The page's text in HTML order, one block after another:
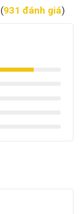
(931 đánh giá)